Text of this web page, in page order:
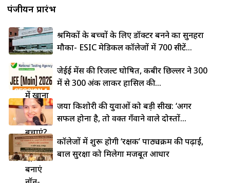
लोहे की
कड़ाही
में खाना
चिपकने
से कैसे
बचाएं?
5 देसी
ट्रिक्स से
बनाएं
पंजीयन प्रारंभ
श्रमिकों के बच्चों के लिए डॉक्टर बनने का सुनहरा
मौका- ESIC मेडिकल कॉलेजों में 700 सीटें...
जेईई मेंस की रिजल्ट घोषित, कबीर छिल्लर ने 300
में से 300 अंक लाकर हासिल की...
जया किशोरी की युवाओं को बड़ी सीख: ‘अगर
सफल होना है, तो वक्त गँवाने वाले दोस्तों...
कॉलेजों में शुरू होगी ‘रक्षक’ पाठ्यक्रम की पढ़ाई,
बाल सुरक्षा को मिलेगा मजबूत आधार